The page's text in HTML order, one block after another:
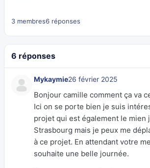
3 membres6 réponses
6 réponses
Mykaymie26 février 2025
Bonjour camille comment ça va
Ici on se porte bien je suis
projet qui est également le mien
Strasbourg mais je peux me
à ce projet. En attendant votre
souhaite une belle journée.